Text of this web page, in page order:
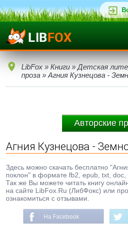
LibFox » Книги » Детская
проза » Агния Кузнецова -
Авторские
Агния Кузнецова -
Здесь можно скачать бесплатно
поклон" в формате fb2, epub, txt, doc,
Так же Вы можете читать книгу
на сайте LibFox.Ru (ЛибФокс) или
ознакомиться с отзывами.
На Facebook